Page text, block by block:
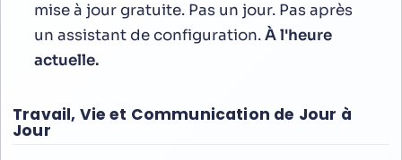
mise à jour gratuite. Pas un jour. Pas après
un assistant de configuration.À l'heure
actuelle.
Travail, Vie et Communication de Jour à
Jour